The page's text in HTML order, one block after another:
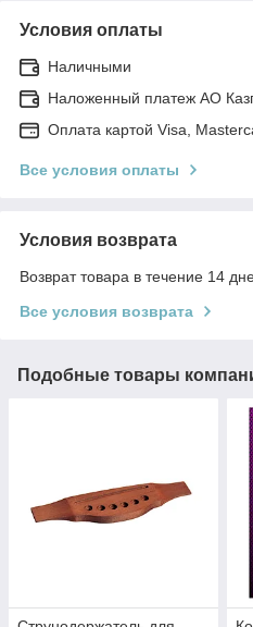
Условия оплаты
Наличными
Наложенный платеж АО
Оплата картой Visa,
Все условия оплаты
Условия возврата
Возврат товара в течение 14
Все условия возврата
Подобные товары